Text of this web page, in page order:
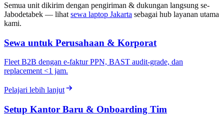
Semua unit dikirim dengan pengiriman & dukungan langsung se-
Jabodetabek — lihat sewa laptop Jakarta sebagai hub layanan utama
kami.
Sewa untuk Perusahaan & Korporat
Fleet B2B dengan e-faktur PPN, BAST audit-grade, dan
replacement <1 jam.
Pelajari lebih lanjut
Setup Kantor Baru & Onboarding Tim